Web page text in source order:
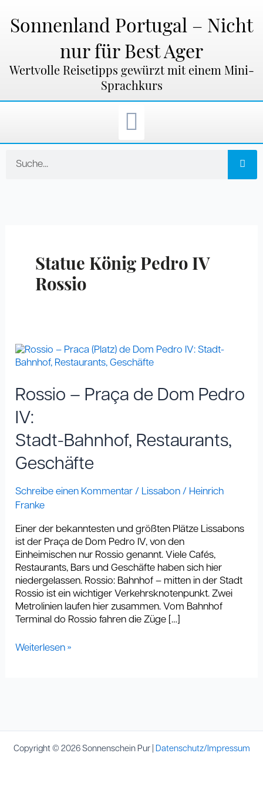
Inhalt
springen
Sonnenland Portugal – Nicht
nur für Best Ager
Wertvolle Reisetipps gewürzt mit einem Mini-
Sprachkurs
Statue König Pedro IV
Rossio
Rossio – Praça de Dom Pedro
IV:
Stadt-Bahnhof, Restaurants,
Geschäfte
Schreibe einen Kommentar / Lissabon / Heinrich
Franke
Einer der bekanntesten und größten Plätze Lissabons
ist der Praça de Dom Pedro IV, von den
Einheimischen nur Rossio genannt. Viele Cafés,
Restaurants, Bars und Geschäfte haben sich hier
niedergelassen. Rossio: Bahnhof – mitten in der Stadt
Rossio ist ein wichtiger Verkehrsknotenpunkt. Zwei
Metrolinien laufen hier zusammen. Vom Bahnhof
Terminal do Rossio fahren die Züge […]
Rossio
–
de
Dom
Pedro
Stadt-
Restaurants,
Weiterlesen »
Copyright © 2026 Sonnenschein Pur | Datenschutz/Impressum